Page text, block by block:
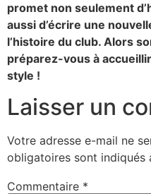
promet non seulement
aussi d’écrire une
l’histoire du club. Alors
préparez-vous à
style !
Laisser un
Votre adresse e-mail ne
obligatoires sont indiqués
Commentaire *